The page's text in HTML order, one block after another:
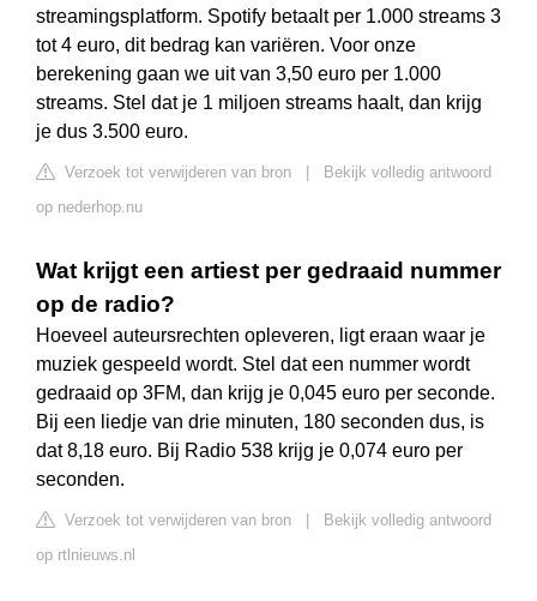
streamingsplatform. Spotify betaalt per 1.000 streams 3
tot 4 euro, dit bedrag kan variëren. Voor onze
berekening gaan we uit van 3,50 euro per 1.000
streams. Stel dat je 1 miljoen streams haalt, dan krijg
je dus 3.500 euro.
Verzoek tot verwijderen van bron
Bekijk volledig antwoord
op nederhop.nu
Wat krijgt een artiest per gedraaid nummer
op de radio?
Hoeveel auteursrechten opleveren, ligt eraan waar je
muziek gespeeld wordt. Stel dat een nummer wordt
gedraaid op 3FM, dan krijg je 0,045 euro per seconde.
Bij een liedje van drie minuten, 180 seconden dus, is
dat 8,18 euro. Bij Radio 538 krijg je 0,074 euro per
seconden.
Verzoek tot verwijderen van bron
Bekijk volledig antwoord
op rtlnieuws.nl